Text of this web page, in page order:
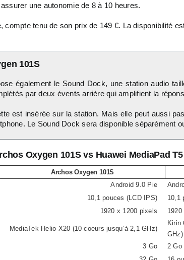
une autonomie de 8 à 10 heures.
tenu de son prix de 149 €. La disponibilité
101S
également le Sound Dock, une station audio
par deux évents arrière qui amplifient la
est insérée sur la station. Mais elle peut aussi
Le Sound Dock sera disponible séparément
Oxygen 101S vs Huawei MediaPad
Archos Oxygen 101S
Android 9.0 Pie
10,1 pouces (LCD IPS)
10,1
1920 x 1200 pixels
MediaTek Helio X20 (10 coeurs jusqu’à 2,1 GHz)
Kirin
GHz)
3 Go
2 Go